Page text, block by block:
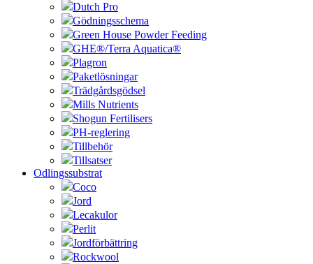
Dutch Pro
Gödningsschema
Green House Powder Feeding
GHE®/Terra Aquatica®
Plagron
Paketlösningar
Trädgårdsgödsel
Mills Nutrients
Shogun Fertilisers
PH-reglering
Tillbehör
Tillsatser
Odlingssubstrat
Coco
Jord
Lecakulor
Perlit
Jordförbättring
Rockwool